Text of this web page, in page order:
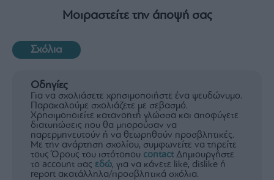
Μοιραστείτε την άποψή σας
Σχόλια
Οδηγίες
Για να σχολιάσετε χρησιμοποιήστε ένα ψευδώνυμο.
Παρακαλούμε σχολιάζετε με σεβασμό.
Χρησιμοποιείτε κατανοητή γλώσσα και αποφύγετε
διατυπώσεις που θα μπορούσαν να
παρερμηνευτούν ή να θεωρηθούν προσβλητικές.
Με την ανάρτηση σχολίου, συμφωνείτε να τηρείτε
τους Όρους του ιστότοπου contactΔημιουργήστε
το account σας εδώ, για να κάνετε like, dislike ή
report ακατάλληλα/προσβλητικά σχόλια.